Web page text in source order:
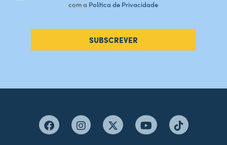
com a Política de Privacidade
SUBSCREVER